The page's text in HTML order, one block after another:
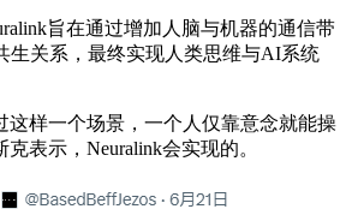
旨在通过增加人脑与机器的通信带
生关系，最终实现人类思维与AI系统
样一个场景，一个人仅靠意念就能操
表示，Neuralink会实现的。